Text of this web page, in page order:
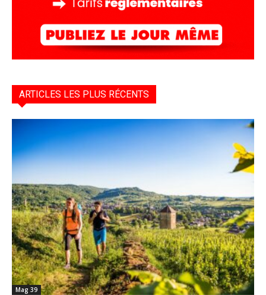
ARTICLES LES PLUS RÉCENTS
Mag 39